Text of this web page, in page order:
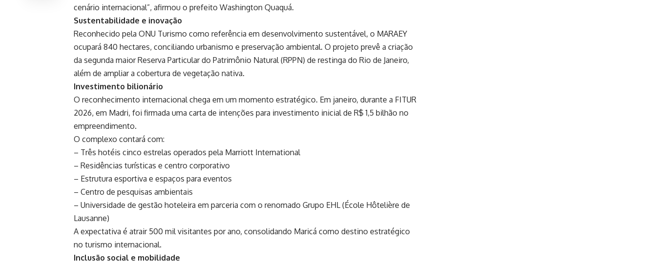
cenário internacional”, afirmou o prefeito Washington Quaquá.
Sustentabilidade e inovação
Reconhecido pela ONU Turismo como referência em desenvolvimento sustentável, o MARAEY
ocupará 840 hectares, conciliando urbanismo e preservação ambiental. O projeto prevê a criação
da segunda maior Reserva Particular do Patrimônio Natural (RPPN) de restinga do Rio de Janeiro,
além de ampliar a cobertura de vegetação nativa.
Investimento bilionário
O reconhecimento internacional chega em um momento estratégico. Em janeiro, durante a FITUR
2026, em Madri, foi firmada uma carta de intenções para investimento inicial de R$ 1,5 bilhão no
empreendimento.
O complexo contará com:
– Três hotéis cinco estrelas operados pela Marriott International
– Residências turísticas e centro corporativo
– Estrutura esportiva e espaços para eventos
– Centro de pesquisas ambientais
– Universidade de gestão hoteleira em parceria com o renomado Grupo EHL (École Hôtelière de
Lausanne)
A expectativa é atrair 500 mil visitantes por ano, consolidando Maricá como destino estratégico
no turismo internacional.
Inclusão social e mobilidade